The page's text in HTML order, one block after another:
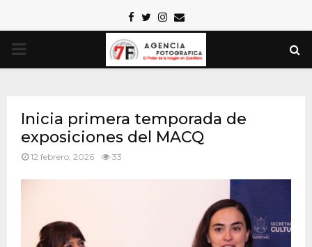
Facebook
TwitterInstagram
Email
PRIMARY
Inicia primera temporada de
exposiciones del MACQ
12 febrero, 2026 33